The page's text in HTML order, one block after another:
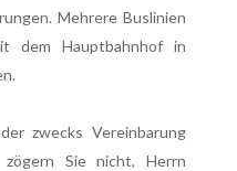
Mehrere Buslinien
dem Hauptbahnhof in
zwecks Vereinbarung
zögern Sie nicht, Herrn